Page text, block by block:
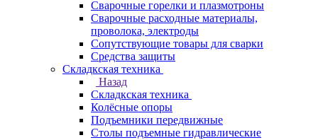
Сварочные горелки и плазмотроны
Сварочные расходные материалы,
проволока, электроды
Сопутствующие товары для сварки
Средства защиты
Складкская техника
Назад
Складкская техника
Колёсные опоры
Подъемники передвижные
Столы подъемные гидравлические